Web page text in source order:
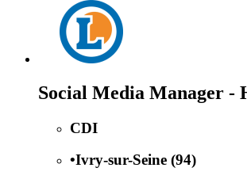
Social Media Manager -
CDI
•Ivry-sur-Seine (94)